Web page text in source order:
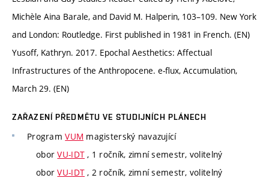
Michèle Aina Barale, and David M. Halperin, 103–109. New York
and London: Routledge. First published in 1981 in French. (EN)
Yusoff, Kathryn. 2017. Epochal Aesthetics: Affectual
Infrastructures of the Anthropocene. e-flux, Accumulation,
March 29. (EN)
ZAŘAZENÍ PŘEDMĚTU VE STUDIJNÍCH PLÁNECH
ProgramVUM magisterský navazující
oborVU-IDT , 1 ročník, zimní semestr, volitelný
oborVU-IDT , 2 ročník, zimní semestr, volitelný